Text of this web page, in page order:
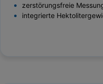
zerstörungsfreie
integrierte